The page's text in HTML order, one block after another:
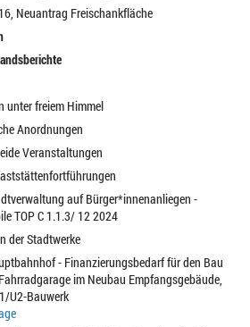
Neuantrag Freischankfläche
unter freiem Himmel
Anordnungen
Veranstaltungen
auf Bürger*innenanliegen -
TOP C 1.1.3/ 12 2024
der Stadtwerke
- Finanzierungsbedarf für den Bau
im Neubau Empfangsgebäude,
U2-Bauwerk